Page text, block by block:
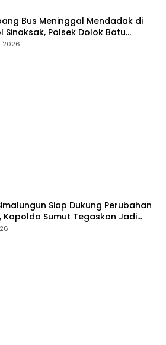
Bus Meninggal Mendadak di
Sinaksak, Polsek Dolok Batu
Gerak Cepat Olah TKP
2026
Siap Dukung Perubahan
Kapolda Sumut Tegaskan Jadi
Penguatan Profesionalisme dan